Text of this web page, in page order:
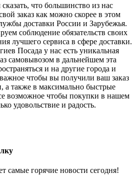
что большинство из нас
заказ как можно скорее в этом
доставки России и Зарубежья.
соблюдение обязательств своих
лучшего сервиса в сфере доставки.
Посада у нас есть уникальная
самовывозом в дальнейшем эта
и на другие города и
чтобы вы получили ваш заказ
а также в максимально быстрые
возможное чтобы покупки в нашем
удовольствие и радость.
самые горячие новости сегодня!